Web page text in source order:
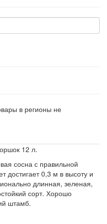
в регионы не
12 л.
сосна с правильной
достигает 0,3 м в высоту и
длинная, зеленая,
сорт. Хорошо
штамб.